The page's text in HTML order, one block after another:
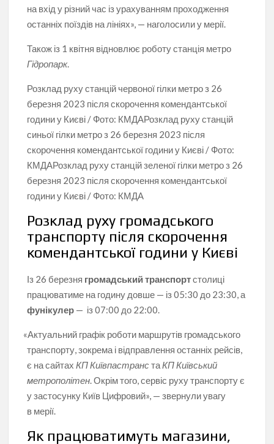
на вхід у різний час із урахуванням проходження
останніх поїздів на лініях», — наголосили у мерії.
Також із 1 квітня відновлює роботу станція метро
Гідропарк.
Розклад руху станцій червоної гілки метро з 26
березня 2023 після скорочення комендантської
години у Києві / Фото: КМДАРозклад руху станцій
синьої гілки метро з 26 березня 2023 після
скорочення комендантської години у Києві / Фото:
КМДАРозклад руху станцій зеленої гілки метро з 26
березня 2023 після скорочення комендантської
години у Києві / Фото: КМДА
Розклад руху громадського
транспорту після скорочення
комендантської години у Києві
Із 26 березня громадський транспортстолиці
працюватиме на годину довше — із 05:30 до 23:30, а
фунікулер — із 07:00 до 22:00.
«Актуальний графік роботи маршрутів громадського
транспорту, зокрема і відправлення останніх рейсів,
є на сайтахКП КиївпастранстаКП Київський
метрополітен. Окрім того, сервіс руху транспорту є
у застосунку Київ Цифровий», — звернули увагу
в мерії.
Як працюватимуть магазини,